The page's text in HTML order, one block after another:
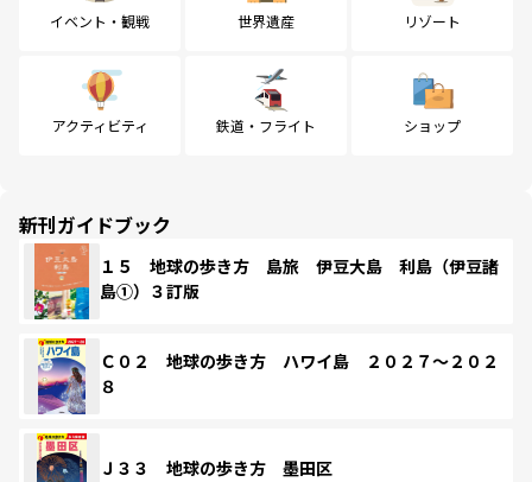
イベント・観戦 世界遺産 リゾート
アクティビティ 鉄道・フライト ショップ
新刊ガイドブック
１５ 地球の歩き方 島旅 伊豆大島 利島（伊豆諸
島①）３訂版
Ｃ０２ 地球の歩き方 ハワイ島 ２０２７～２０２
８
Ｊ３３ 地球の歩き方 墨田区